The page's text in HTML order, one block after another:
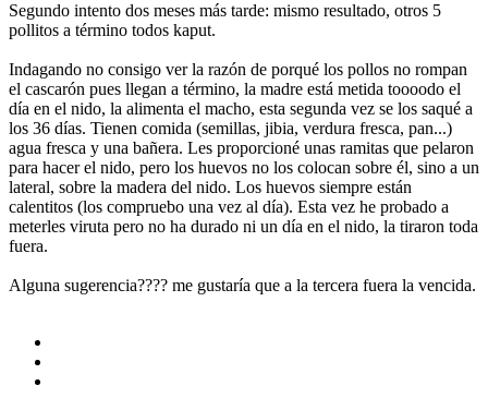
Segundo intento dos meses más tarde: mismo resultado, otros 5
pollitos a término todos kaput.
Indagando no consigo ver la razón de porqué los pollos no rompan
el cascarón pues llegan a término, la madre está metida toooodo el
día en el nido, la alimenta el macho, esta segunda vez se los saqué a
los 36 días. Tienen comida (semillas, jibia, verdura fresca, pan...)
agua fresca y una bañera. Les proporcioné unas ramitas que pelaron
para hacer el nido, pero los huevos no los colocan sobre él, sino a un
lateral, sobre la madera del nido. Los huevos siempre están
calentitos (los compruebo una vez al día). Esta vez he probado a
meterles viruta pero no ha durado ni un día en el nido, la tiraron toda
fuera.
Alguna sugerencia???? me gustaría que a la tercera fuera la vencida.